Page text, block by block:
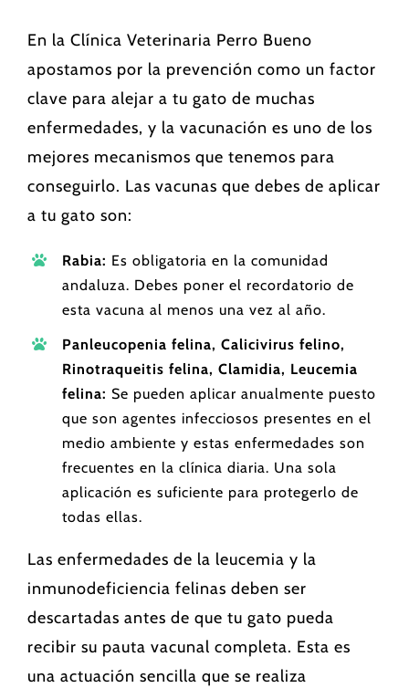
En la Clínica Veterinaria Perro Bueno
apostamos por la prevención como un factor
clave para alejar a tu gato de muchas
enfermedades, y la vacunación es uno de los
mejores mecanismos que tenemos para
conseguirlo. Las vacunas que debes de aplicar
a tu gato son:
Rabia: Es obligatoria en la comunidad
andaluza. Debes poner el recordatorio de
esta vacuna al menos una vez al año.
Panleucopenia felina, Calicivirus felino,
Rinotraqueitis felina, Clamidia, Leucemia
felina: Se pueden aplicar anualmente puesto
que son agentes infecciosos presentes en el
medio ambiente y estas enfermedades son
frecuentes en la clínica diaria. Una sola
aplicación es suficiente para protegerlo de
todas ellas.
Las enfermedades de la leucemia y la
inmunodeficiencia felinas deben ser
descartadas antes de que tu gato pueda
recibir su pauta vacunal completa. Esta es
una actuación sencilla que se realiza